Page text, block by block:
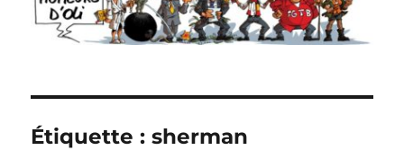
Étiquette :sherman